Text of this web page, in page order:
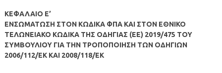
ΚΕΦΑΛΑΙΟ Ε’
ΕΝΣΩΜΑΤΩΣΗ ΣΤΟΝ ΚΩΔΙΚΑ ΦΠΑ ΚΑΙ ΣΤΟΝ ΕΘΝΙΚΟ
ΤΕΛΩΝΕΙΑΚΟ ΚΩΔΙΚΑ ΤΗΣ ΟΔΗΓΙΑΣ (ΕΕ) 2019/475 ΤΟΥ
ΣΥΜΒΟΥΛΙΟΥ ΓΙΑ ΤΗΝ ΤΡΟΠΟΠΟΙΗΣΗ ΤΩΝ ΟΔΗΓΙΩΝ
2006/112/ΕΚ ΚΑΙ 2008/118/ΕΚ